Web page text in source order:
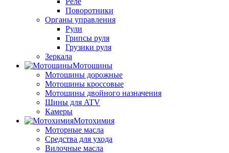
Поворотники
Органы управления
Рули
Грипсы руля
Грузики руля
Зеркала
Мотошины
Мотошины дорожные
Мотошины кроссовые
Мотошины двойного назначения
Шины для ATV
Камеры
Мотохимия
Моторные масла
Средства для ухода
Вилочные масла